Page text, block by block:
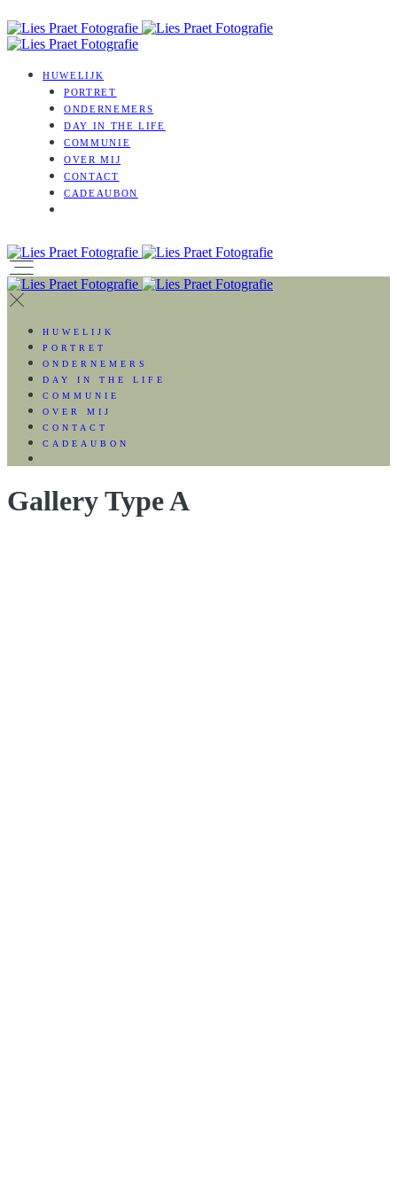
HUWELIJK
PORTRET
ONDERNEMERS
DAY IN THE LIFE
COMMUNIE
OVER MIJ
CONTACT
CADEAUBON
HUWELIJK
PORTRET
ONDERNEMERS
DAY IN THE LIFE
COMMUNIE
OVER MIJ
CONTACT
CADEAUBON
Gallery Type A